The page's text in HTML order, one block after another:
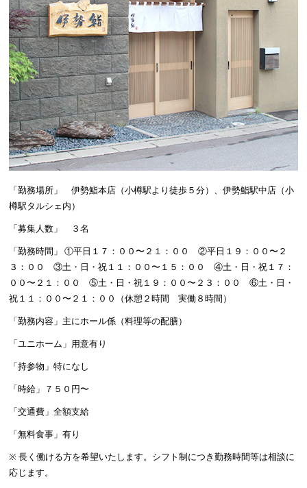
「勤務場所」 伊勢鮨本店（小樽駅より徒歩５分）、伊勢鮨駅中店（小
樽駅タルシェ内）
「募集人数」 ３名
「勤務時間」 ①平日１７：００〜２１：００ ②平日１９：００〜２
３：００ ③土・日・祝１１：００〜１５：００ ④土・日・祝１７：
００〜２１：００ ⑤土・日・祝１９：００〜２３：００ ⑥土・日・
祝１１：００〜２１：００（休憩２時間 実働８時間）
「勤務内容」主にホール係（料理等の配膳）
「ユニホーム」用意有り
「持参物」特になし
「時給」７５０円〜
「交通費」全額支給
「無料食事」有り
※ 長く働ける方を希望いたします。シフト制につき勤務時間等は相談に
応じます。